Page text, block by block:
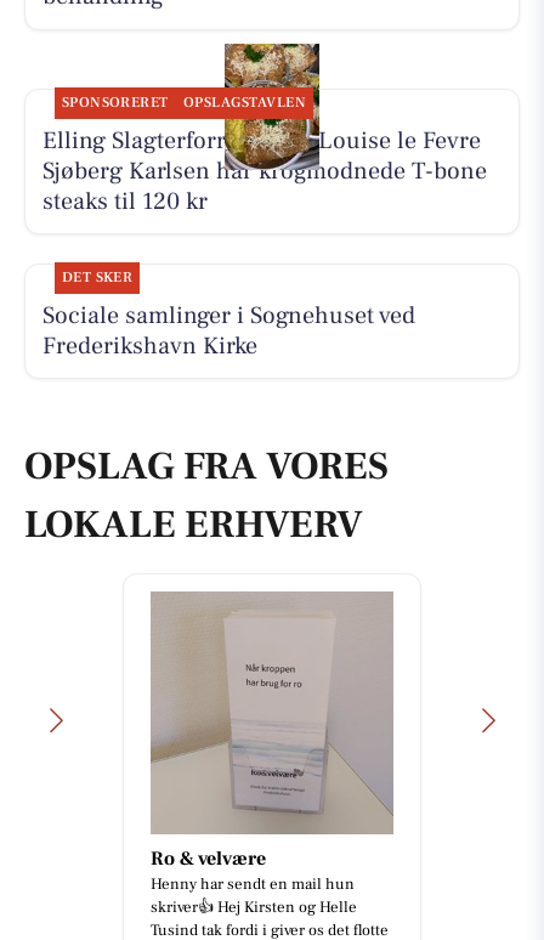
SPONSORERET OPSLAGSTAVLEN
Elling Slagterforretning v/Louise le Fevre
Sjøberg Karlsen har krogmodnede T-bone
steaks til 120 kr
DET SKER
Sociale samlinger i Sognehuset ved
Frederikshavn Kirke
OPSLAG FRA VORES
LOKALE ERHVERV
Ro & velvære
Henny har sendt en mail hun
skriver👍 Hej Kirsten og Helle
Tusind tak fordi i giver os det flotte